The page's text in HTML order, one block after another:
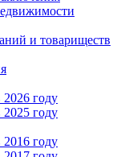
и товариществ
году
году
году